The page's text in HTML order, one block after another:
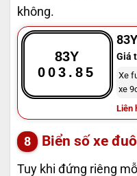
không.
83Y
003.85
Giá
Xe
xe
Liên
Biển số xe
Tuy khi đứng riêng